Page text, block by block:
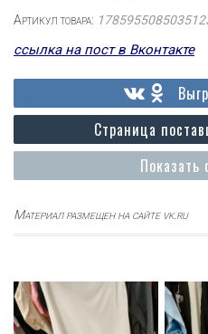
Артикул товара:
ссылка на пост в Вконтакте
Показать
Страница
Материал размещен на сайте vk.ru